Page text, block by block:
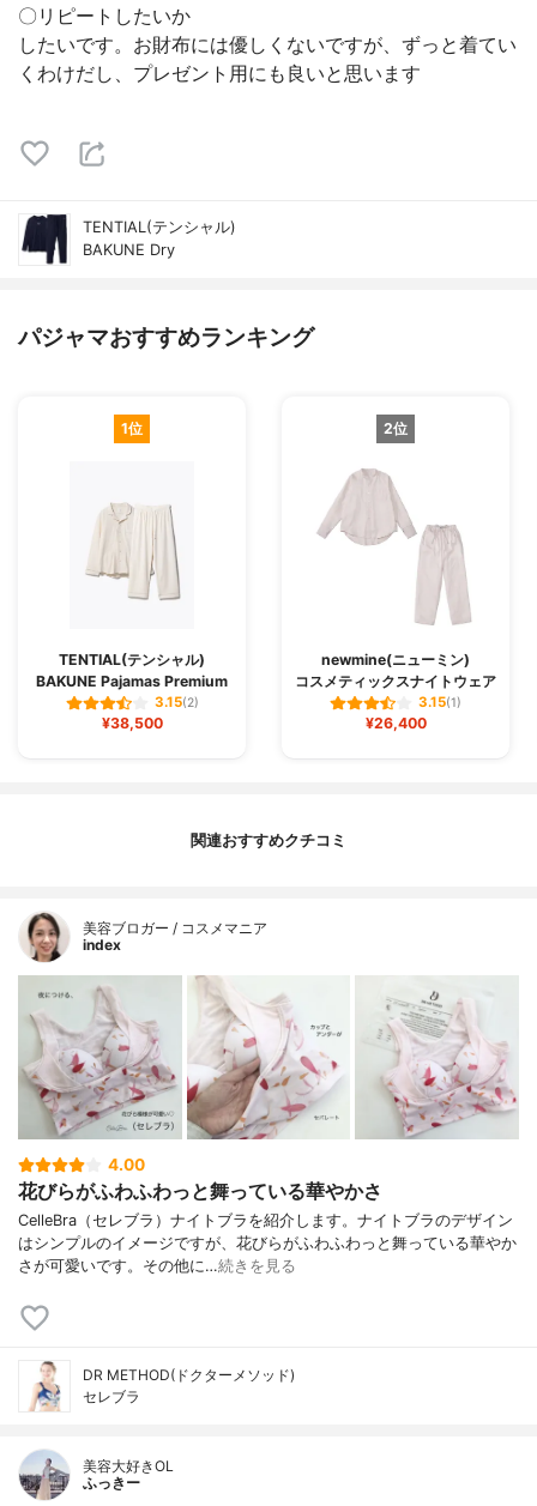
〇リピートしたいか
したいです。お財布には優しくないですが、ずっと着てい
くわけだし、プレゼント用にも良いと思います
TENTIAL(テンシャル)
BAKUNE Dry
パジャマおすすめランキング
1位
TENTIAL(テンシャル)
BAKUNE Pajamas Premium
3.15(2)
¥38,500
2位
newmine(ニューミン)
コスメティックスナイトウェア
3.15(1)
¥26,400
関連おすすめクチコミ
美容ブロガー / コスメマニア
index
4.00
花びらがふわふわっと舞っている華やかさ
CelleBra（セレブラ）ナイトブラを紹介します。ナイトブラのデザイン
はシンプルのイメージですが、花びらがふわふわっと舞っている華やか
さが可愛いです。その他に…続きを見る
DR METHOD(ドクターメソッド)
セレブラ
美容大好きOL
ふっきー